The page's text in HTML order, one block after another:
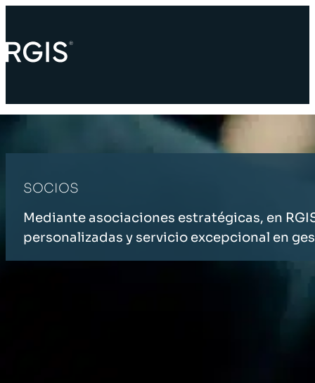
SOCIOS
Mediante asociaciones estratégicas, en
personalizadas y servicio excepcional en